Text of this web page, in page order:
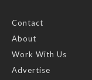
Contact
About
Work With Us
Advertise